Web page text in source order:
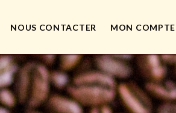
NOUS CONTACTER MON COMPTE